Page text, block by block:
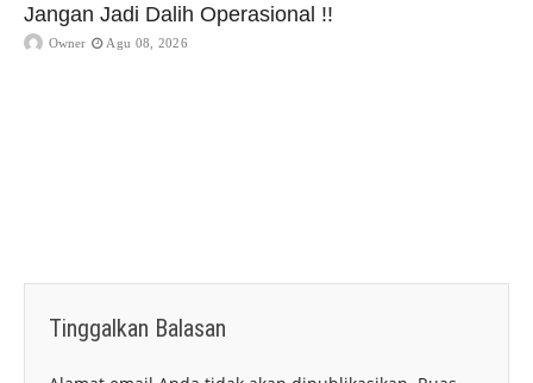
Jangan Jadi Dalih Operasional !!
Owner Agu 08, 2026
Tinggalkan Balasan